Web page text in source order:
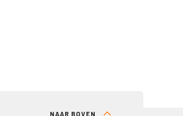
NAAR BOVEN